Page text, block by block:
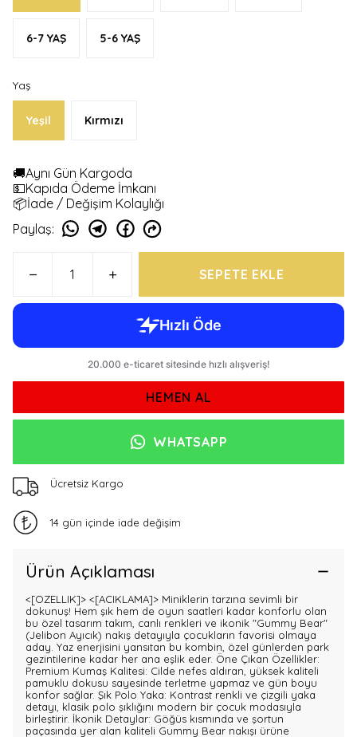
6-7 YAŞ 5-6 YAŞ
Yaş
Yeşil Kırmızı
🚚Aynı Gün Kargoda
💵Kapıda Ödeme İmkanı
📦İade / Değişim Kolaylığı
Paylaş:
SEPETE EKLE
HEMEN AL
WHATSAPP
Ücretsiz Kargo
14 gün içinde iade değişim
Ürün Açıklaması
<[OZELLIK]> <[ACIKLAMA]> Miniklerin tarzına sevimli bir
dokunuş! Hem şık hem de oyun saatleri kadar konforlu olan
bu özel tasarım takım, canlı renkleri ve ikonik "Gummy Bear"
(Jelibon Ayıcık) nakış detayıyla çocukların favorisi olmaya
aday. Yaz enerjisini yansıtan bu kombin, özel günlerden park
gezintilerine kadar her ana eşlik eder. Öne Çıkan Özellikler:
Premium Kumaş Kalitesi: Cilde nefes aldıran, yüksek kaliteli
pamuklu dokusu sayesinde terletme yapmaz ve gün boyu
konfor sağlar. Şık Polo Yaka: Kontrast renkli ve çizgili yaka
detayı, klasik polo şıklığını modern bir çocuk modasıyla
birleştirir. İkonik Detaylar: Göğüs kısmında ve şortun
paçasında yer alan kaliteli Gummy Bear nakışı ürüne